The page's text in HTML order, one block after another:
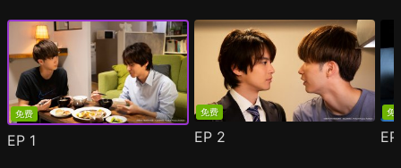
免费
EP 1
免费
EP 2
免